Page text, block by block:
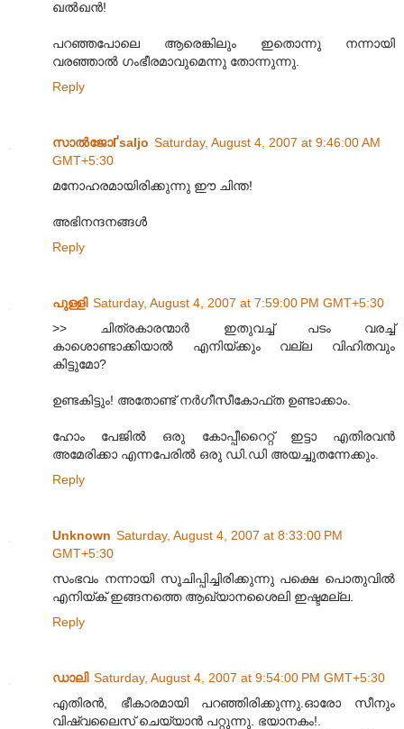
ഖല്‍ഖന്‍!
പറഞ്ഞപോലെ ആരെങ്കിലും ഇതൊന്നു നന്നായി
വരഞ്ഞാല്‍ ഗംഭീരമാവുമെന്നു തോന്നുന്നു.
Reply
സാല്‍ജോҐsaljo Saturday, August 4, 2007 at 9:46:00 AM
GMT+5:30
മനോഹരമായിരിക്കുന്നു ഈ ചിന്ത!
അഭിനന്ദനങ്ങള്‍
Reply
പുള്ളി Saturday, August 4, 2007 at 7:59:00 PM GMT+5:30
>> ചിത്രകാരന്മാര്‍ ഇതുവച്ച് പടം വരച്ച്
കാശൊണ്ടാക്കിയാല്‍ എനിയ്ക്കും വല്ല വിഹിതവും
കിട്ടുമോ?
ഉണ്ടകിട്ടും! അതോണ്ട് നര്‍ഗീസീകോഫ്ത ഉണ്ടാക്കാം.
ഹോം പേജില്‍ ഒരു കോപ്പീറൈറ്റ് ഇട്ടാ എതിരവന്‍
അമേരിക്കാ എന്നപേരില്‍ ഒരു ഡി.ഡി അയച്ചുതന്നേക്കും.
Reply
Unknown Saturday, August 4, 2007 at 8:33:00 PM
GMT+5:30
സംഭവം നന്നായി സൂചിപ്പിച്ചിരിക്കുന്നു പക്ഷെ പൊതുവില്‍
എനിയ്ക് ഇങ്ങനത്തെ ആഖ്യാനശൈലി ഇഷ്ടമല്ല.
Reply
ഡാലി Saturday, August 4, 2007 at 9:54:00 PM GMT+5:30
എതിരന്‍, ഭീകാരമായി പറഞ്ഞിരിക്കുന്നു.ഓരോ സീനും
വിഷ്വലൈസ് ചെയ്യാന്‍ പറ്റുന്നു. ഭയാനകം!.